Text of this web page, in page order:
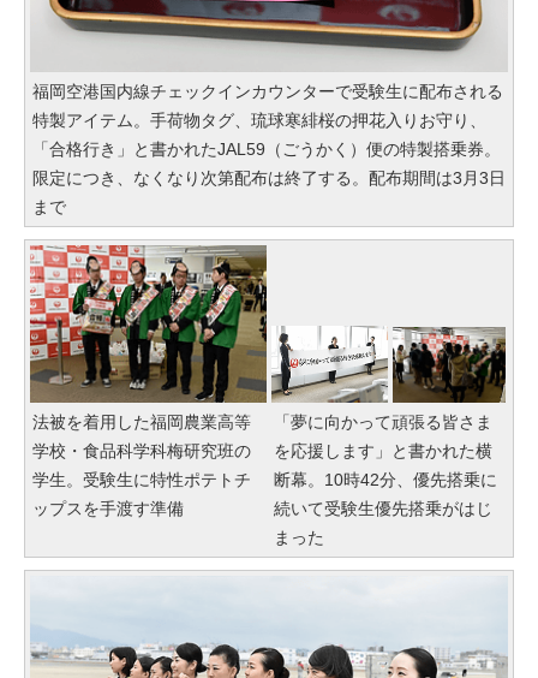
福岡空港国内線チェックインカウンターで受験生に配布される
特製アイテム。手荷物タグ、琉球寒緋桜の押花入りお守り、
「合格行き」と書かれたJAL59（ごうかく）便の特製搭乗券。
限定につき、なくなり次第配布は終了する。配布期間は3月3日
まで
法被を着用した福岡農業高等
学校・食品科学科梅研究班の
学生。受験生に特性ポテトチ
ップスを手渡す準備
「夢に向かって頑張る皆さま
を応援します」と書かれた横
断幕。10時42分、優先搭乗に
続いて受験生優先搭乗がはじ
まった